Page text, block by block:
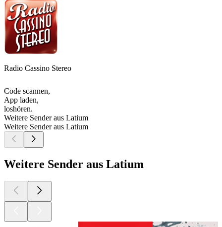
Radio Cassino Stereo
Code scannen,
App laden,
loshören.
Weitere Sender aus Latium
Weitere Sender aus Latium
Weitere Sender aus Latium